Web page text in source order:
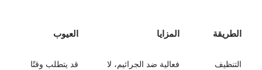
الطريقة المزايا العيوب
التنظيف
فعالية ضد الجراثيم، لا
قد يتطلب وقتًا